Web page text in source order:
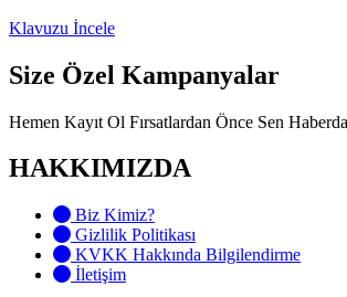
Klavuzu İncele
Size Özel Kampanyalar
Hemen Kayıt Ol Fırsatlardan Önce Sen
HAKKIMIZDA
Biz Kimiz?
Gizlilik Politikası
KVKK Hakkında Bilgilendirme
İletişim